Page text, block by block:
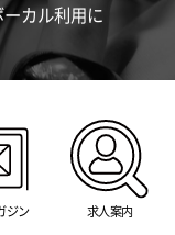
カル利用に
ジン 求人案内